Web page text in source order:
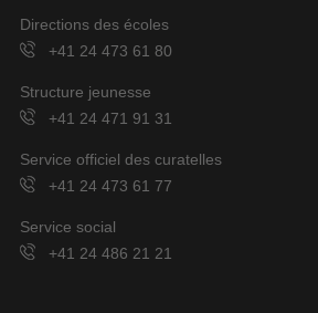
Directions des écoles
+41 24 473 61 80
Structure jeunesse
+41 24 471 91 31
Service officiel des curatelles
+41 24 473 61 77
Service social
+41 24 486 21 21